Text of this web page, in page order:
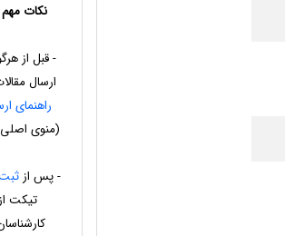
نکات
- قبل از
ارسال
راهنمای
(منوی اصلی
- پس از
تیکت